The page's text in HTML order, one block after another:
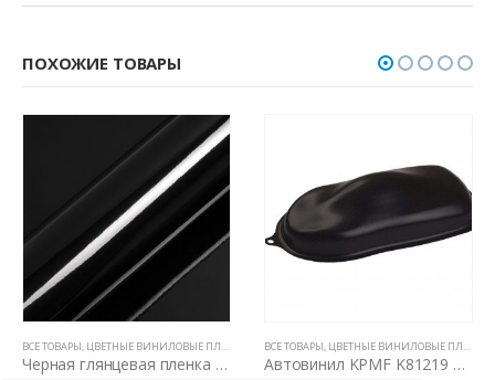
ПОХОЖИЕ ТОВАРЫ
ВСЕ ТОВАРЫ, ЦВЕТНЫЕ ВИНИЛОВЫЕ ПЛЕНКИ
Черная глянцевая пленка для авто HXS5889B
ВСЕ ТОВАРЫ, ЦВЕТНЫЕ ВИНИЛОВЫЕ ПЛЕНКИ
Автовинил KPMF K81219 черная матовая текстурированная